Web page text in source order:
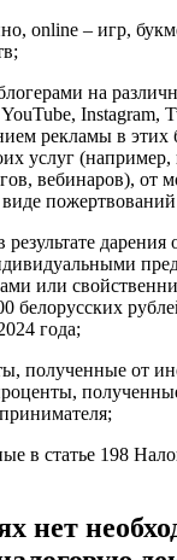
online – игр,
на
Instagram,
рекламы в этих
услуг
вебинаров), от
виде
дарения
или
года;
полученные от
в статье 198
нет